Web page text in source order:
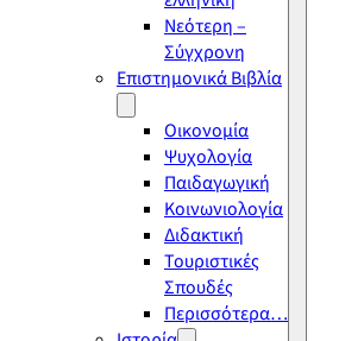
Νεότερη –
Σύγχρονη
Επιστημονικά Βιβλία
Οικονομία
Ψυχολογία
Παιδαγωγική
Κοινωνιολογία
Διδακτική
Τουριστικές
Σπουδές
Περισσότερα…